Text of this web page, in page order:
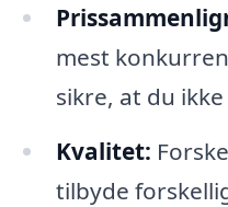
mest
sikre, at du
Kvalitet:
tilbyde